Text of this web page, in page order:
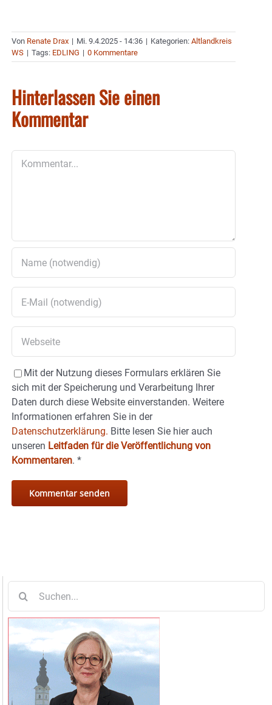
Von Renate Drax | Mi. 9.4.2025 - 14:36 | Kategorien: Altlandkreis
WS | Tags: EDLING | 0 Kommentare
Hinterlassen Sie einen
Kommentar
Mit der Nutzung dieses Formulars erklären Sie
sich mit der Speicherung und Verarbeitung Ihrer
Daten durch diese Website einverstanden. Weitere
Informationen erfahren Sie in der
Datenschutzerklärung. Bitte lesen Sie hier auch
unseren Leitfaden für die Veröffentlichung von
Kommentaren. *
nach: